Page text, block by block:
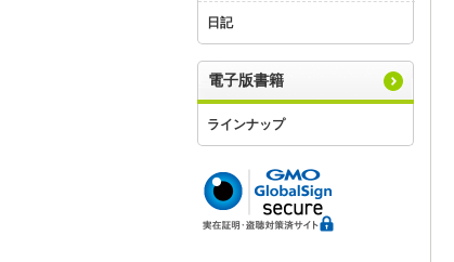
日記
電子版書籍
ラインナップ